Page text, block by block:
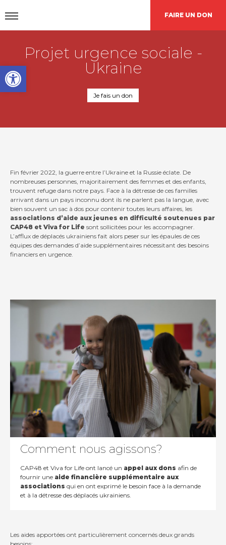
FAIRE UN DON
DÉCOUVRIR CAP48
AVEC NOUS
Demande de financement
L’agenda CAP48
Contact
Actualités
Viva for Life
Projet urgence sociale -
Ukraine
Je fais un don
Fin février 2022, la guerre entre l’Ukraine et la Russie éclate. De
nombreuses personnes, majoritairement des femmes et des enfants,
trouvent refuge dans notre pays. Face à la détresse de ces familles
arrivant dans un pays inconnu dont ils ne parlent pas la langue, avec
bien souvent un sac à dos pour contenir toutes leurs affaires, les
associations d’aide aux jeunes en difficulté soutenues par
CAP48 et Viva for Life sont sollicitées pour les accompagner.
L’afflux de déplacés ukrainiens fait alors peser sur les épaules de ces
équipes des demandes d’aide supplémentaires nécessitant des besoins
financiers en urgence.
Comment nous agissons?
CAP48 et Viva for Life ont lancé un appel aux dons afin de
fournir une aide financière supplémentaire aux
associations qui en ont exprimé le besoin face à la demande
et à la détresse des déplacés ukrainiens.
Les aides apportées ont particulièrement concernés deux grands
Open toolbar